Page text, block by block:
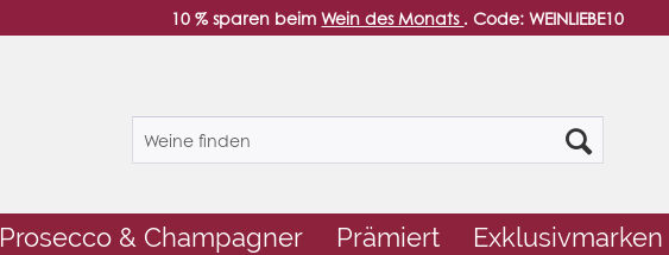
10 % sparen beimWein des Monats . Code: WEINLIEBE10
Prosecco & Champagner Prämiert Exklusivmarken